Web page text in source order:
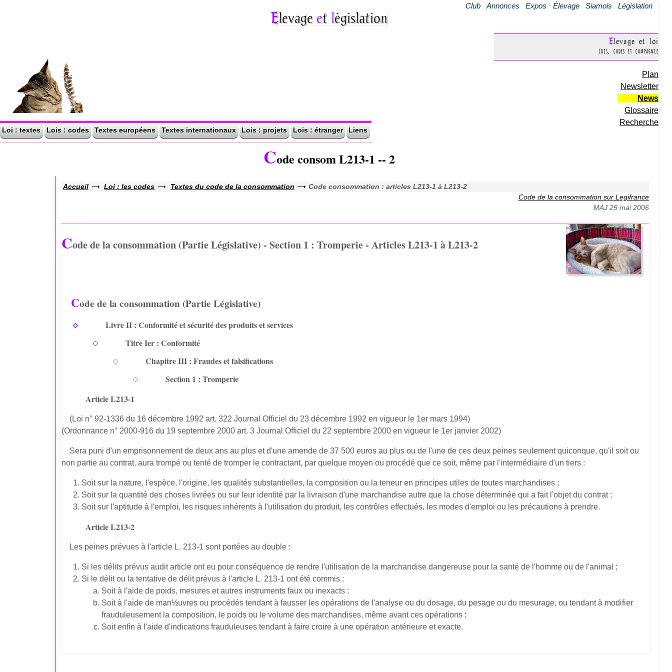
Club Annonces Expos Élevage Siamois Législation
Elevage et législation
Elevage et loi
Lois, codes et compagnie
Plan
Newsletter
News
Glossaire
Recherche
Loi : textes Lois : codes Textes européens Textes internationaux Lois : projets Lois : étranger Liens
Code consom L213-1 -- 2
Accueil Loi : les codes Textes du code de la consommation
Code consommation : articles L213-1 à L213-2
Code de la consommation sur Legifrance
MAJ 25 mai 2006
Code de la consommation (Partie Législative) - Section 1 : Tromperie - Articles L213-1 à L213-2
Code de la consommation (Partie Législative)
Livre II : Conformité et sécurité des produits et services
Titre Ier : Conformité
Chapitre III : Fraudes et falsifications
Section 1 : Tromperie
Article L213-1
(Loi n° 92-1336 du 16 décembre 1992 art. 322 Journal Officiel du 23 décembre 1992 en vigueur le 1er mars 1994)
(Ordonnance n° 2000-916 du 19 septembre 2000 art. 3 Journal Officiel du 22 septembre 2000 en vigueur le 1er janvier 2002)
Sera puni d'un emprisonnement de deux ans au plus et d'une amende de 37 500 euros au plus ou de l'une de ces deux peines seulement quiconque, qu'il soit ou
non partie au contrat, aura trompé ou tenté de tromper le contractant, par quelque moyen ou procédé que ce soit, même par l'intermédiaire d'un tiers :
Soit sur la nature, l'espèce, l'origine, les qualités substantielles, la composition ou la teneur en principes utiles de toutes marchandises ;
Soit sur la quantité des choses livrées ou sur leur identité par la livraison d'une marchandise autre que la chose déterminée qui a fait l'objet du contrat ;
Soit sur l'aptitude à l'emploi, les risques inhérents à l'utilisation du produit, les contrôles effectués, les modes d'emploi ou les précautions à prendre.
Article L213-2
Les peines prévues à l'article L. 213-1 sont portées au double :
Si les délits prévus audit article ont eu pour conséquence de rendre l'utilisation de la marchandise dangereuse pour la santé de l'homme ou de l'animal ;
Si le délit ou la tentative de délit prévus à l'article L. 213-1 ont été commis :
Soit à l'aide de poids, mesures et autres instruments faux ou inexacts ;
Soit à l'aide de man½uvres ou procédés tendant à fausser les opérations de l'analyse ou du dosage, du pesage ou du mesurage, ou tendant à modifier
frauduleusement la composition, le poids ou le volume des marchandises, même avant ces opérations ;
Soit enfin à l'aide d'indications frauduleuses tendant à faire croire à une opération antérieure et exacte.